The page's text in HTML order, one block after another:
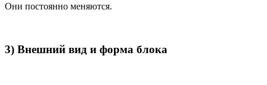
Они постоянно меняются.
3) Внешний вид и форма блока